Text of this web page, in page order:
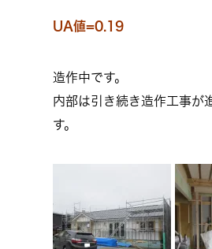
UA値=0.19
造作中です。
内部は引き続き造作工事が
す。